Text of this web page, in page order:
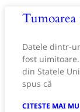
Datele dintr-
fost
din Statele
spus că
CITESTE MAI